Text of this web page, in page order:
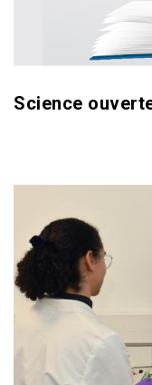
Science